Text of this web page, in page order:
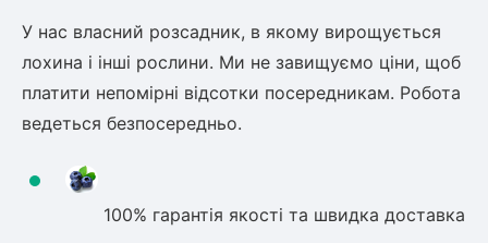
У нас власний розсадник, в якому вирощується
лохина і інші рослини. Ми не завищуємо ціни, щоб
платити непомірні відсотки посередникам. Робота
ведеться безпосередньо.
100% гарантія якості та швидка доставка